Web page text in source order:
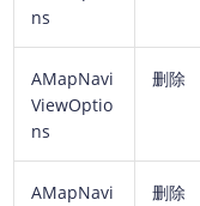
ns
AMapNavi
ViewOptio
ns
删除
AMapNavi
删除